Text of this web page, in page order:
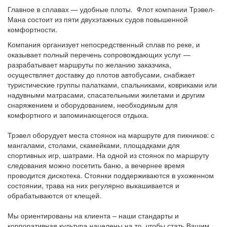
Главное в сплавах — удобные плоты. Флот компании Трэвел-
Мана состоит из пяти двухэтажных судов повышенной
комфортности.
Компания организует непосредственный сплав по реке, и
оказывает полный перечень сопровождающих услуг —
разрабатывает маршруты по желанию заказчика,
осуществляет доставку до плотов автобусами, снабжает
туристические группы палатками, спальниками, ковриками или
надувными матрасами, спасательными жилетами и другим
снаряжением и оборудованием, необходимым для
комфортного и запоминающегося отдыха.
Трэвел оборудует места стоянок на маршруте для пикников: с
мангалами, столами, скамейками, площадками для
спортивных игр, шатрами. На одной из стоянок по маршруту
следования можно посетить баню, а вечернее время
проводится дискотека. Стоянки поддерживаются в ухоженном
состоянии, трава на них регулярно выкашивается и
обрабатываются от клещей.
Мы ориентированы на клиента – наши стандарты и